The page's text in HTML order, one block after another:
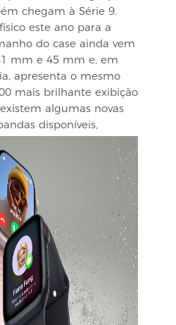
chegam à Série 9.
este ano para a
do case ainda vem
mm e 45 mm e, em
apresenta o mesmo
mais brilhante exibição
algumas novas
disponíveis,